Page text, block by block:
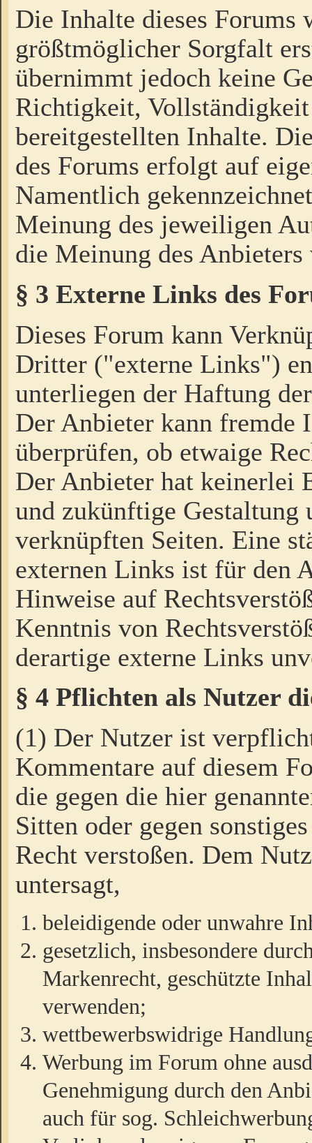
Die Inhalte dieses Forums
größtmöglicher Sorgfalt
übernimmt jedoch keine
Richtigkeit,
bereitgestellten Inhalte.
des Forums erfolgt auf
Namentlich
Meinung des jeweiligen
die Meinung des Anbieters
§ 3 Externe Links des
Dieses Forum kann
Dritter ("externe Links")
unterliegen der Haftung
Der Anbieter kann fremde
überprüfen, ob etwaige
Der Anbieter hat keinerlei
und zukünftige Gestaltung
verknüpften Seiten. Eine
externen Links ist für den
Hinweise auf
Kenntnis von
derartige externe Links
§ 4 Pflichten als Nutzer
(1) Der Nutzer ist
Kommentare auf diesem
die gegen die hier
Sitten oder gegen
Recht verstoßen. Dem
untersagt,
beleidigende oder unwahre
gesetzlich, insbesondere
Markenrecht, geschützte
verwenden;
wettbewerbswidrige
Werbung im Forum ohne
Genehmigung durch den
auch für sog.